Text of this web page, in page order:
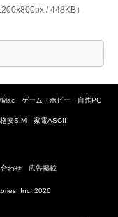
/ 448KB）
ゲーム・ホビー 自作PC
格安SIM 家電ASCII
わせ 広告掲載
Inc. 2026